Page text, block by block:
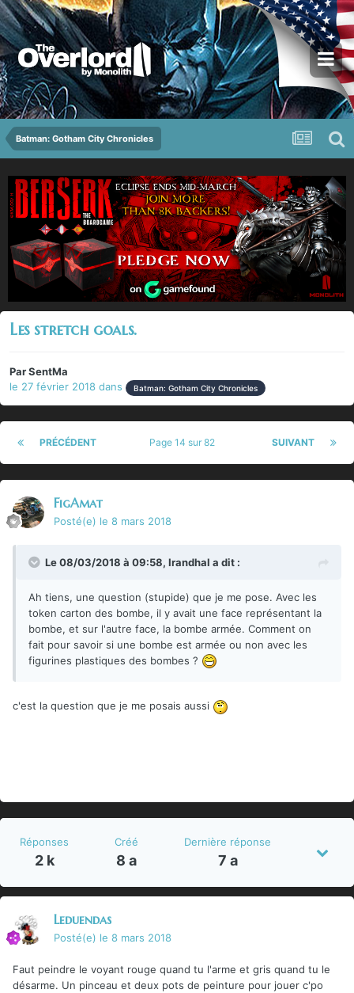
Batman: Gotham City Chronicles
Les stretch goals.
ParSentMa
le 27 février 2018 dans Batman: Gotham City Chronicles
PRÉCÉDENT SUIVANT
Page 14 sur 82
FigAmat
Posté(e) le 8 mars 2018
Le 08/03/2018 à 09:58, Irandhal a dit :
Ah tiens, une question (stupide) que je me pose. Avec les
token carton des bombe, il y avait une face représentant la
bombe, et sur l'autre face, la bombe armée. Comment on
fait pour savoir si une bombe est armée ou non avec les
figurines plastiques des bombes ?
c'est la question que je me posais aussi
Réponses
2 k
Créé
8 a
Dernière réponse
7 a
Leduendas
Posté(e) le 8 mars 2018
Faut peindre le voyant rouge quand tu l'arme et gris quand tu le
désarme. Un pinceau et deux pots de peinture pour jouer c'po